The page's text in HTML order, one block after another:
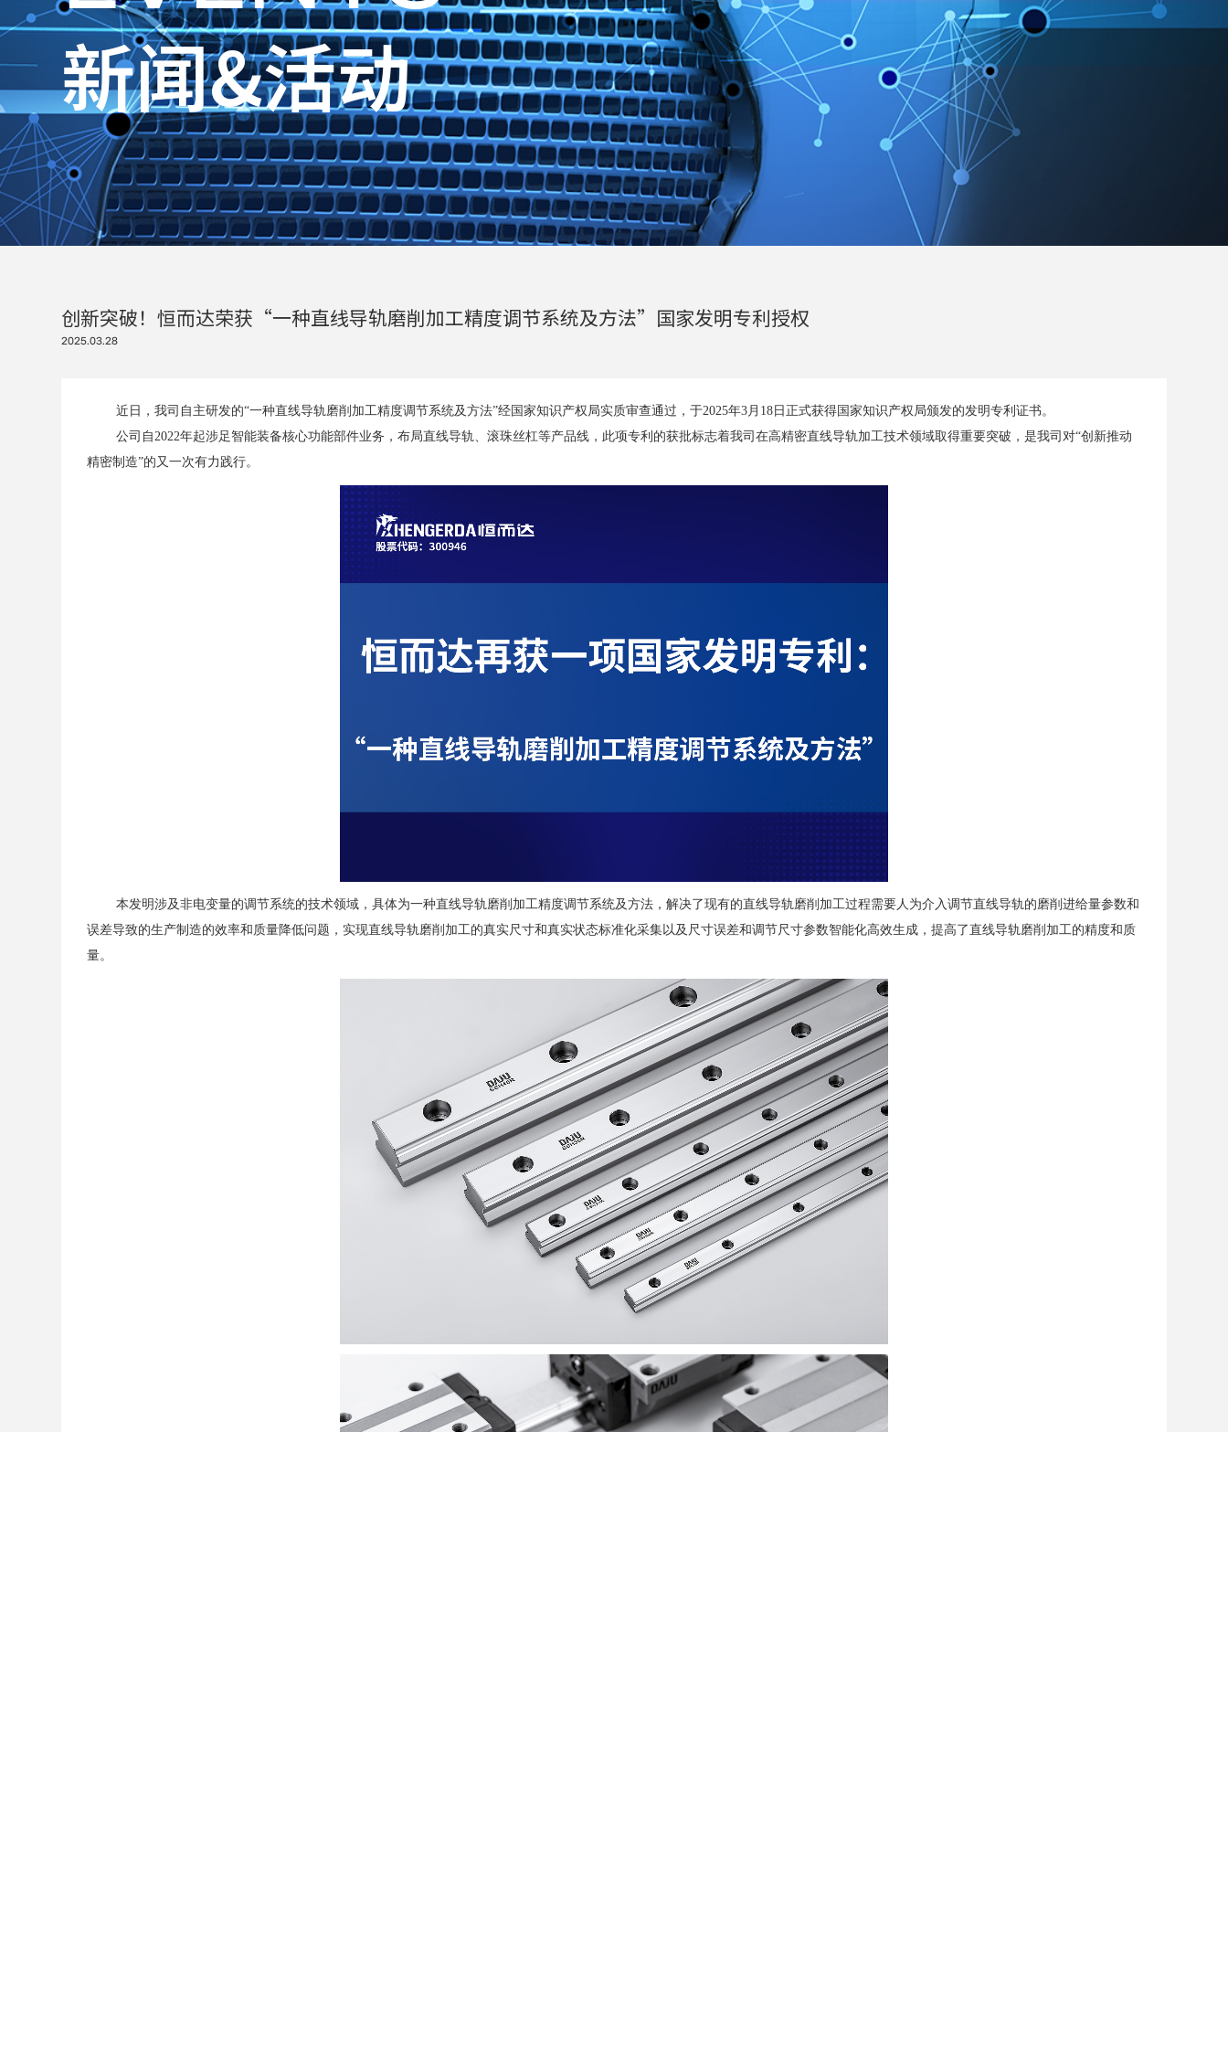
新闻&活动
创新突破！恒而达荣获“一种直线导轨磨削加工精度调节系统及方法”国家发明专利授权
2025.03.28
近日，我司自主研发的“一种直线导轨磨削加工精度调节系统及方法”经国家知识产权局实质审查通过，于2025年3月 18日正式获得国家知识产权局颁发的发明专利证书。
公司自2022年起涉足智能装备核心功能部件业务，布局直线导轨、滚珠丝杠等产品线，此项专利的获批标志着我司在高精密直线导轨加工技术领域取得重要突破，是我司对“创新推动
精密制造”的又一次有力践行。
本发明涉及非电变量的调节系统的技术领域，具体为一种直线导轨磨削加工精度调节系统及方法，解决了现有的直线导轨磨削加工过程需要人为介入调节直线导轨的磨削进给量参数和
误差导致的生产制造的效率和质量降低问题，实现直线导轨磨削加工的真实尺寸和真实状态标准化采集以及尺寸误差和调节尺寸参数智能化高效生成，提高了直线导轨磨削加工的精度和质
量。